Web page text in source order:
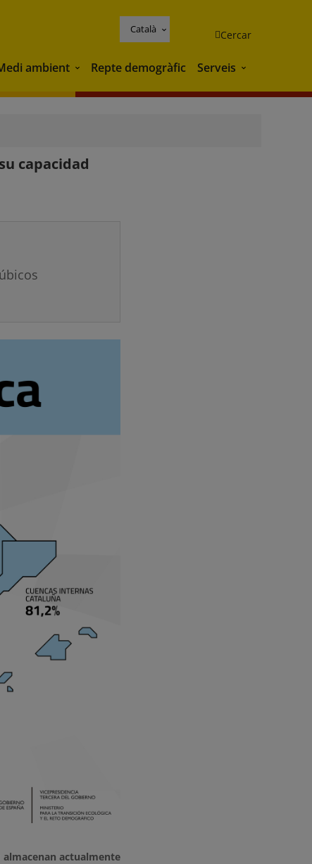
Català Cercar
ambient Medi ambient
Repte demogràfic Serveis Serveis
capacidad
almacenan actualmente